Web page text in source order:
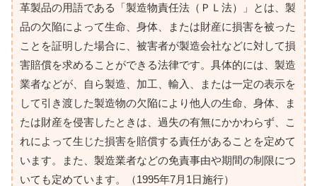
革製品の用語である「製造物責任法（ＰＬ法）」とは、製
品の欠陥によって生命、身体、または財産に損害を被った
ことを証明した場合に、被害者が製造会社などに対して損
害賠償を求めることができる法律です。具体的には、製造
業者などが、自ら製造、加工、輸入、または一定の表示を
して引き渡した製造物の欠陥により他人の生命、身体、ま
たは財産を侵害したときは、過失の有無にかかわらず、こ
れによって生じた損害を賠償する責任があることを定めて
います。また、製造業者などの免責事由や期間の制限につ
いても定めています。（1995年7月1日施行）